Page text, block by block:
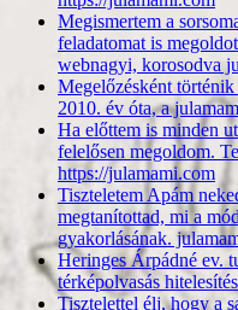
Megismertem a
feladatomat is
webnagyi, korosodva
Megelőzésként
2010. év óta, a
Ha előttem is minden
felelősen megoldom.
https://julamami.com
Tiszteletem Apám
megtanítottad, mi a
gyakorlásának.
Heringes Árpádné ev.
térképolvasás
Tisztelettel élj, hogy a